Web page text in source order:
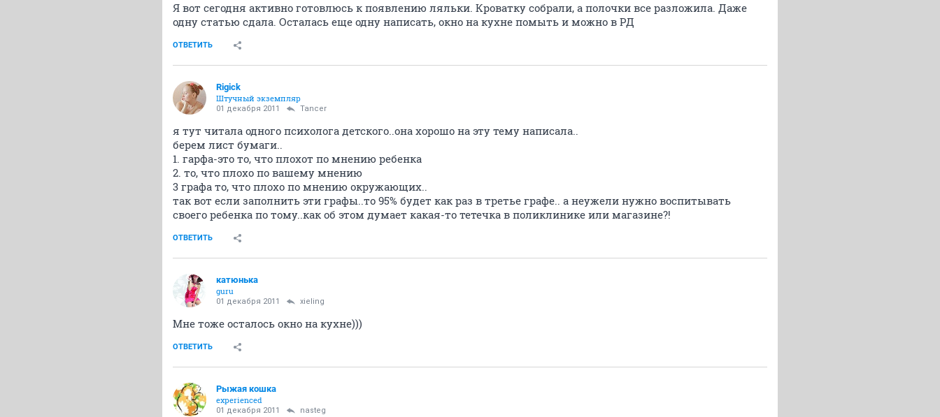
Я вот сегодня активно готовлюсь к появлению ляльки. Кроватку собрали, а полочки все разложила. Даже
одну статью сдала. Осталась еще одну написать, окно на кухне помыть и можно в РД
ОТВЕТИТЬ
Rigick
Штучный экземпляр
01 декабря 2011 Tancer
я тут читала одного психолога детского..она хорошо на эту тему написала..
берем лист бумаги..
1. гарфа-это то, что плохот по мнению ребенка
2. то, что плохо по вашему мнению
3 графа то, что плохо по мнению окружающих..
так вот если заполнить эти графы..то 95% будет как раз в третье графе.. а неужели нужно воспитывать
своего ребенка по тому..как об этом думает какая-то тетечка в поликлинике или магазине?!
ОТВЕТИТЬ
катюнька
guru
01 декабря 2011 xieling
Мне тоже осталось окно на кухне)))
ОТВЕТИТЬ
Рыжая кошка
experienced
01 декабря 2011 nasteg